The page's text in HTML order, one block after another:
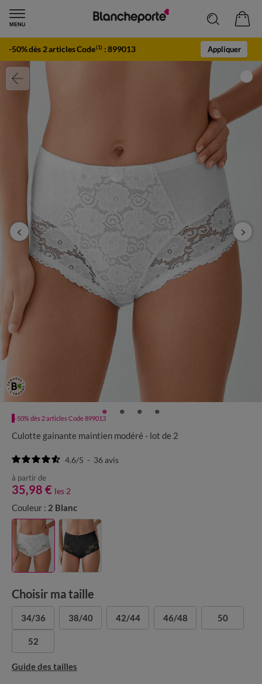
-50% dès 2 articles Code(1) :899013 Appliquer
-50% dès 2 articles Code 899013
Culotte gainante maintien modéré - lot de 2
4.6/5 - 36avis
à partir de
35,98 € les 2
Couleur : 2 Blanc
Choisir ma taille
34/36 38/40 42/44 46/48 50
52
Guide des tailles